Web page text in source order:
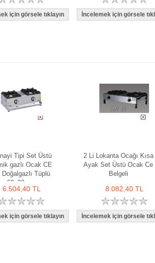
Tipi Set Üstü
gazlı Ocak CE
Doğalgazlı Tüplü
60x29
6.504,40 TL
2 Li Lokanta Ocağı Kısa
Ayak Set Üstü Ocak Ce
Belgeli
8.082,40 TL